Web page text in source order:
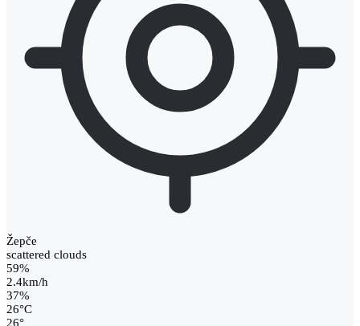
Žepče
scattered clouds
59%
2.4km/h
37%
26°C
26°